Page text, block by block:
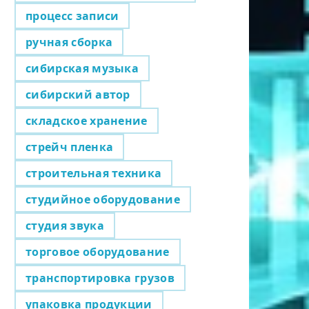
процесс записи
ручная сборка
сибирская музыка
сибирский автор
складское хранение
стрейч пленка
строительная техника
студийное оборудование
студия звука
торговое оборудование
транспортировка грузов
упаковка продукции